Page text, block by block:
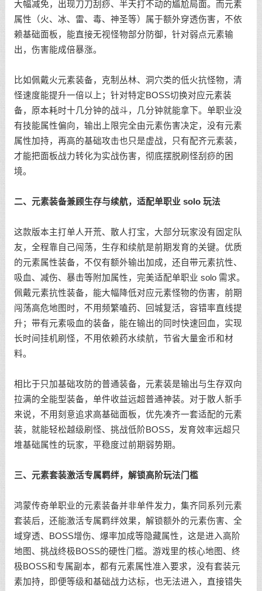
大幅减免，出现刀刀刮痧、半天打不动的尴尬局面。而元素
属性（火、冰、雷、毒、神圣等）属于额外穿透伤害，不依
赖基础面板，能直接无视怪物部分防御，针对弱点元素输
出，伤害能成倍暴涨。
比如佩戴火元素装备，克制丛林、洞穴类的低火抗怪物，清
怪速度能提升一倍以上；针对特定BOSS切换对应元素装
备，原本耗时十几分钟的战斗，几分钟就能拿下。单职业没
有技能属性偏向，输出上限完全由元素伤害决定，没有元素
属性加持，再高的基础攻击也只是虚战，只有配齐元素装，
才能把面板战力转化为实战伤害，彻底摆脱刷怪刮痧的困
境。
二、元素装备兼顾生存与续航，适配单职业 solo 玩法
这款版本主打单人开荒、散人打宝，大部分玩家没有固定队
友，全程靠自己闯荡，生存和续航是前期发育的关键。优质
的元素属性装备，不仅有额外输出加成，还自带元素抗性、
吸血、减伤、暴击等附加属性，完美适配单职业 solo 需求。
佩戴元素抗性装备，能大幅降低对应元素怪物的伤害，前期
闯荡高危地图时，不用频繁嗑药、回城复活，容错率直线提
升；带有元素吸血的装备，能在输出的同时快速回血，实现
长时间挂机刷怪，不用依赖药水续航，节省大量金币和材
料。
相比于只加基础攻防的普通装备，元素装是输出与生存双向
拉满的全能型装备，单件收益远超普通神装。对于散人新手
来说，不用刻意追求高基础面板，优先凑齐一套适配的元素
装，就能轻松越级刷怪、挑战低阶BOSS，发育效率远超只
堆基础属性的玩家，平稳度过前期弱势期。
三、元素套装激活专属羁绊，解锁高阶玩法门槛
鸿蒙传奇单职业的元素装备并非单件发力，集齐同系列元素
套装后，还能激活专属羁绊效果，解锁额外的元素伤害、全
域穿透、BOSS增伤、爆率加成等隐藏属性，这是进入高阶
地图、挑战终极BOSS的硬性门槛。游戏里的核心地图、终
极BOSS和专属副本，都有元素属性准入要求，没有套装元
素加持，即便等级和基础战力达标，也无法进入，直接错失